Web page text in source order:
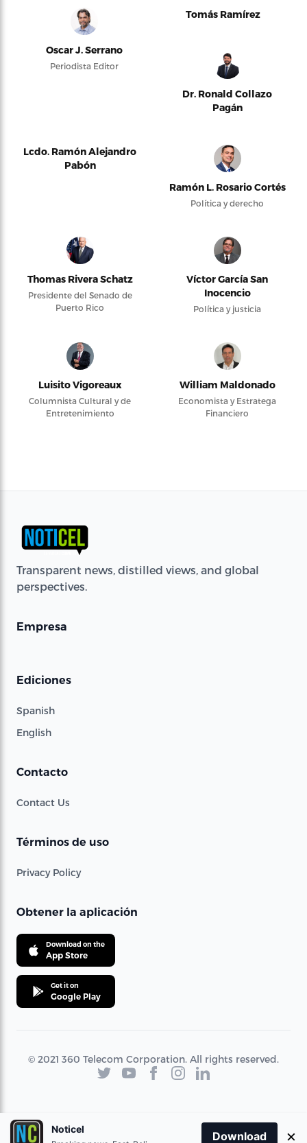
Oscar J. Serrano
Periodista Editor
Tomás Ramírez
Dr. Ronald Collazo
Pagán
Lcdo. Ramón Alejandro
Pabón
Ramón L. Rosario Cortés
Política y derecho
Thomas Rivera Schatz
Presidente del Senado de
Puerto Rico
Víctor García San
Inocencio
Política y justicia
Luisito Vigoreaux
Columnista Cultural y de
Entretenimiento
William Maldonado
Economista y Estratega
Financiero
Transparent news, distilled views, and global
perspectives.
Empresa
Ediciones
Spanish
English
Contacto
Contact Us
Términos de uso
Privacy Policy
Obtener la aplicación
Download on the
App Store
Get it on
Google Play
© 2021 360 Telecom Corporation. All rights reserved.
Noticel
Download ×